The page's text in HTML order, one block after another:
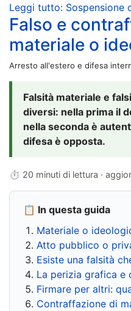
Leggi tutto: Sospensione
Falso e
materiale o
Arresto all'estero e difesa
Falsità materiale e
diversi: nella prima il
nella seconda è
difesa è opposta.
⏱ 20 minuti di lettura ·
📋 In questa guida
Materiale o
Atto pubblico o
Esiste una falsità
La perizia grafica e
Firmare per altri:
Contraffazione di